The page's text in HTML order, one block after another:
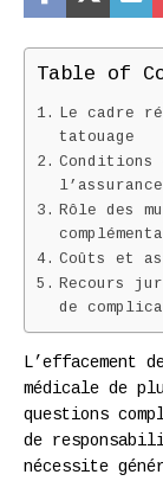
Table of
Le cadre
tatouage
Conditions
Rôle des
Coûts et
Recours
de
L’effacement
médicale de
questions
de
nécessite